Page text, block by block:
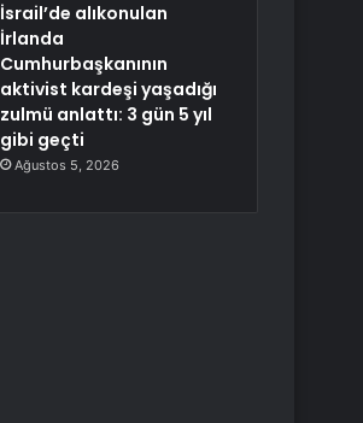
İsrail’de alıkonulan
İrlanda
Cumhurbaşkanının
aktivist kardeşi yaşadığı
zulmü anlattı: 3 gün 5 yıl
gibi geçti
Ağustos 5, 2026